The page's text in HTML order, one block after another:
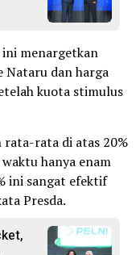
menargetkan
Nataru dan harga
kuota stimulus
rata-rata di atas 20%
hanya enam
ini sangat efektif
Presda.